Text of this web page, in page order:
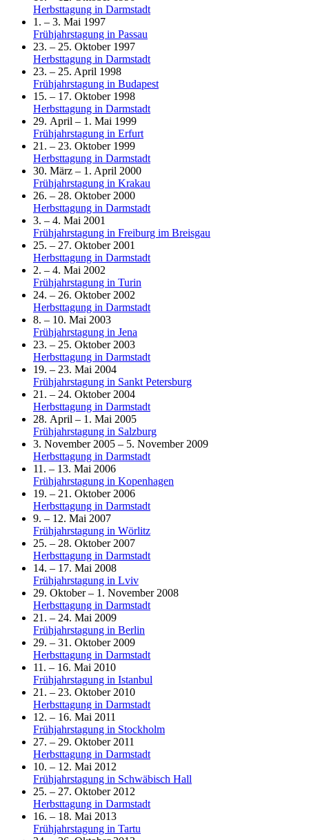
Herbsttagung in Darmstadt
1. – 3. Mai 1997
Frühjahrstagung in Passau
23. – 25. Oktober 1997
Herbsttagung in Darmstadt
23. – 25. April 1998
Frühjahrstagung in Budapest
15. – 17. Oktober 1998
Herbsttagung in Darmstadt
29. April – 1. Mai 1999
Frühjahrstagung in Erfurt
21. – 23. Oktober 1999
Herbsttagung in Darmstadt
30. März – 1. April 2000
Frühjahrstagung in Krakau
26. – 28. Oktober 2000
Herbsttagung in Darmstadt
3. – 4. Mai 2001
Frühjahrstagung in Freiburg im Breisgau
25. – 27. Oktober 2001
Herbsttagung in Darmstadt
2. – 4. Mai 2002
Frühjahrstagung in Turin
24. – 26. Oktober 2002
Herbsttagung in Darmstadt
8. – 10. Mai 2003
Frühjahrstagung in Jena
23. – 25. Oktober 2003
Herbsttagung in Darmstadt
19. – 23. Mai 2004
Frühjahrstagung in Sankt Petersburg
21. – 24. Oktober 2004
Herbsttagung in Darmstadt
28. April – 1. Mai 2005
Frühjahrstagung in Salzburg
3. November 2005 – 5. November 2009
Herbsttagung in Darmstadt
11. – 13. Mai 2006
Frühjahrstagung in Kopenhagen
19. – 21. Oktober 2006
Herbsttagung in Darmstadt
9. – 12. Mai 2007
Frühjahrstagung in Wörlitz
25. – 28. Oktober 2007
Herbsttagung in Darmstadt
14. – 17. Mai 2008
Frühjahrstagung in Lviv
29. Oktober – 1. November 2008
Herbsttagung in Darmstadt
21. – 24. Mai 2009
Frühjahrstagung in Berlin
29. – 31. Oktober 2009
Herbsttagung in Darmstadt
11. – 16. Mai 2010
Frühjahrstagung in Istanbul
21. – 23. Oktober 2010
Herbsttagung in Darmstadt
12. – 16. Mai 2011
Frühjahrstagung in Stockholm
27. – 29. Oktober 2011
Herbsttagung in Darmstadt
10. – 12. Mai 2012
Frühjahrstagung in Schwäbisch Hall
25. – 27. Oktober 2012
Herbsttagung in Darmstadt
16. – 18. Mai 2013
Frühjahrstagung in Tartu